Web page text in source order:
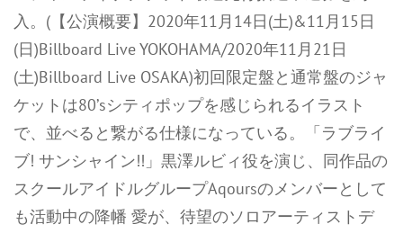
入。(【公演概要】2020年11月14日(土)&11月15日
(日)Billboard Live YOKOHAMA/2020年11月21日
(土)Billboard Live OSAKA)初回限定盤と通常盤のジャ
ケットは80’sシティポップを感じられるイラスト
で、並べると繋がる仕様になっている。「ラブライ
ブ! サンシャイン!!」黒澤ルビィ役を演じ、同作品の
スクールアイドルグループAqoursのメンバーとして
も活動中の降幡 愛が、待望のソロアーティストデ